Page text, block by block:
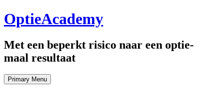
Skip
to
OptieAcademy
Met een beperkt risico naar een optie-
maal resultaat
Primary Menu